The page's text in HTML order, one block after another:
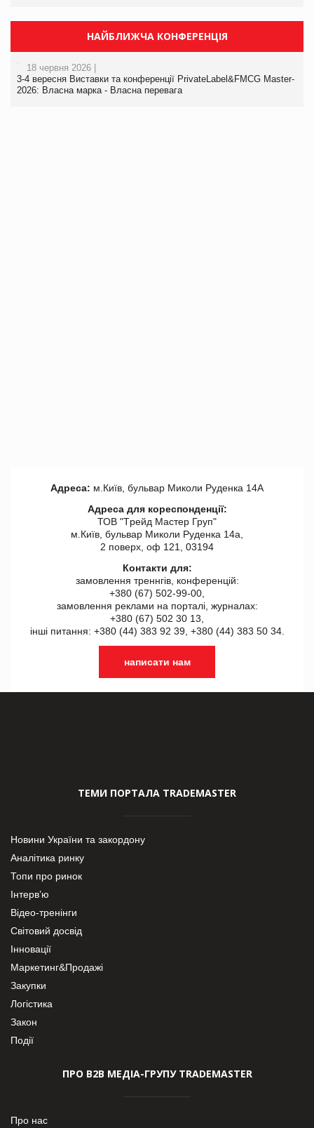
НАЙБЛИЖЧА КОНФЕРЕНЦІЯ
18 червня 2026 |
3-4 вересня Виставки та конференції PrivateLabel&FMCG Master-
2026: Власна марка - Власна перевага
Адреса: м.Київ, бульвар Миколи Руденка 14А
Адреса для кореспонденції:
ТОВ "Tрейд Мастер Груп"
м.Київ, бульвар Миколи Руденка 14а,
2 поверх, оф 121, 03194
Контакти для:
замовлення треннгів, конференцій:
+380 (67) 502-99-00,
замовлення реклами на порталі, журналах:
+380 (67) 502 30 13,
інші питання: +380 (44) 383 92 39, +380 (44) 383 50 34.
написати нам
ТЕМИ ПОРТАЛА TRADEMASTER
Новини України та закордону
Аналітика ринку
Топи про ринок
Інтерв’ю
Відео-тренінги
Світовий досвід
Інновації
Маркетинг&Продажі
Закупки
Логістика
Закон
Події
ПРО В2В МЕДІА-ГРУПУ TRADEMASTER
Про нас